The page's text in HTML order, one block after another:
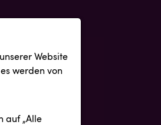
Website
werden von
auf „Alle